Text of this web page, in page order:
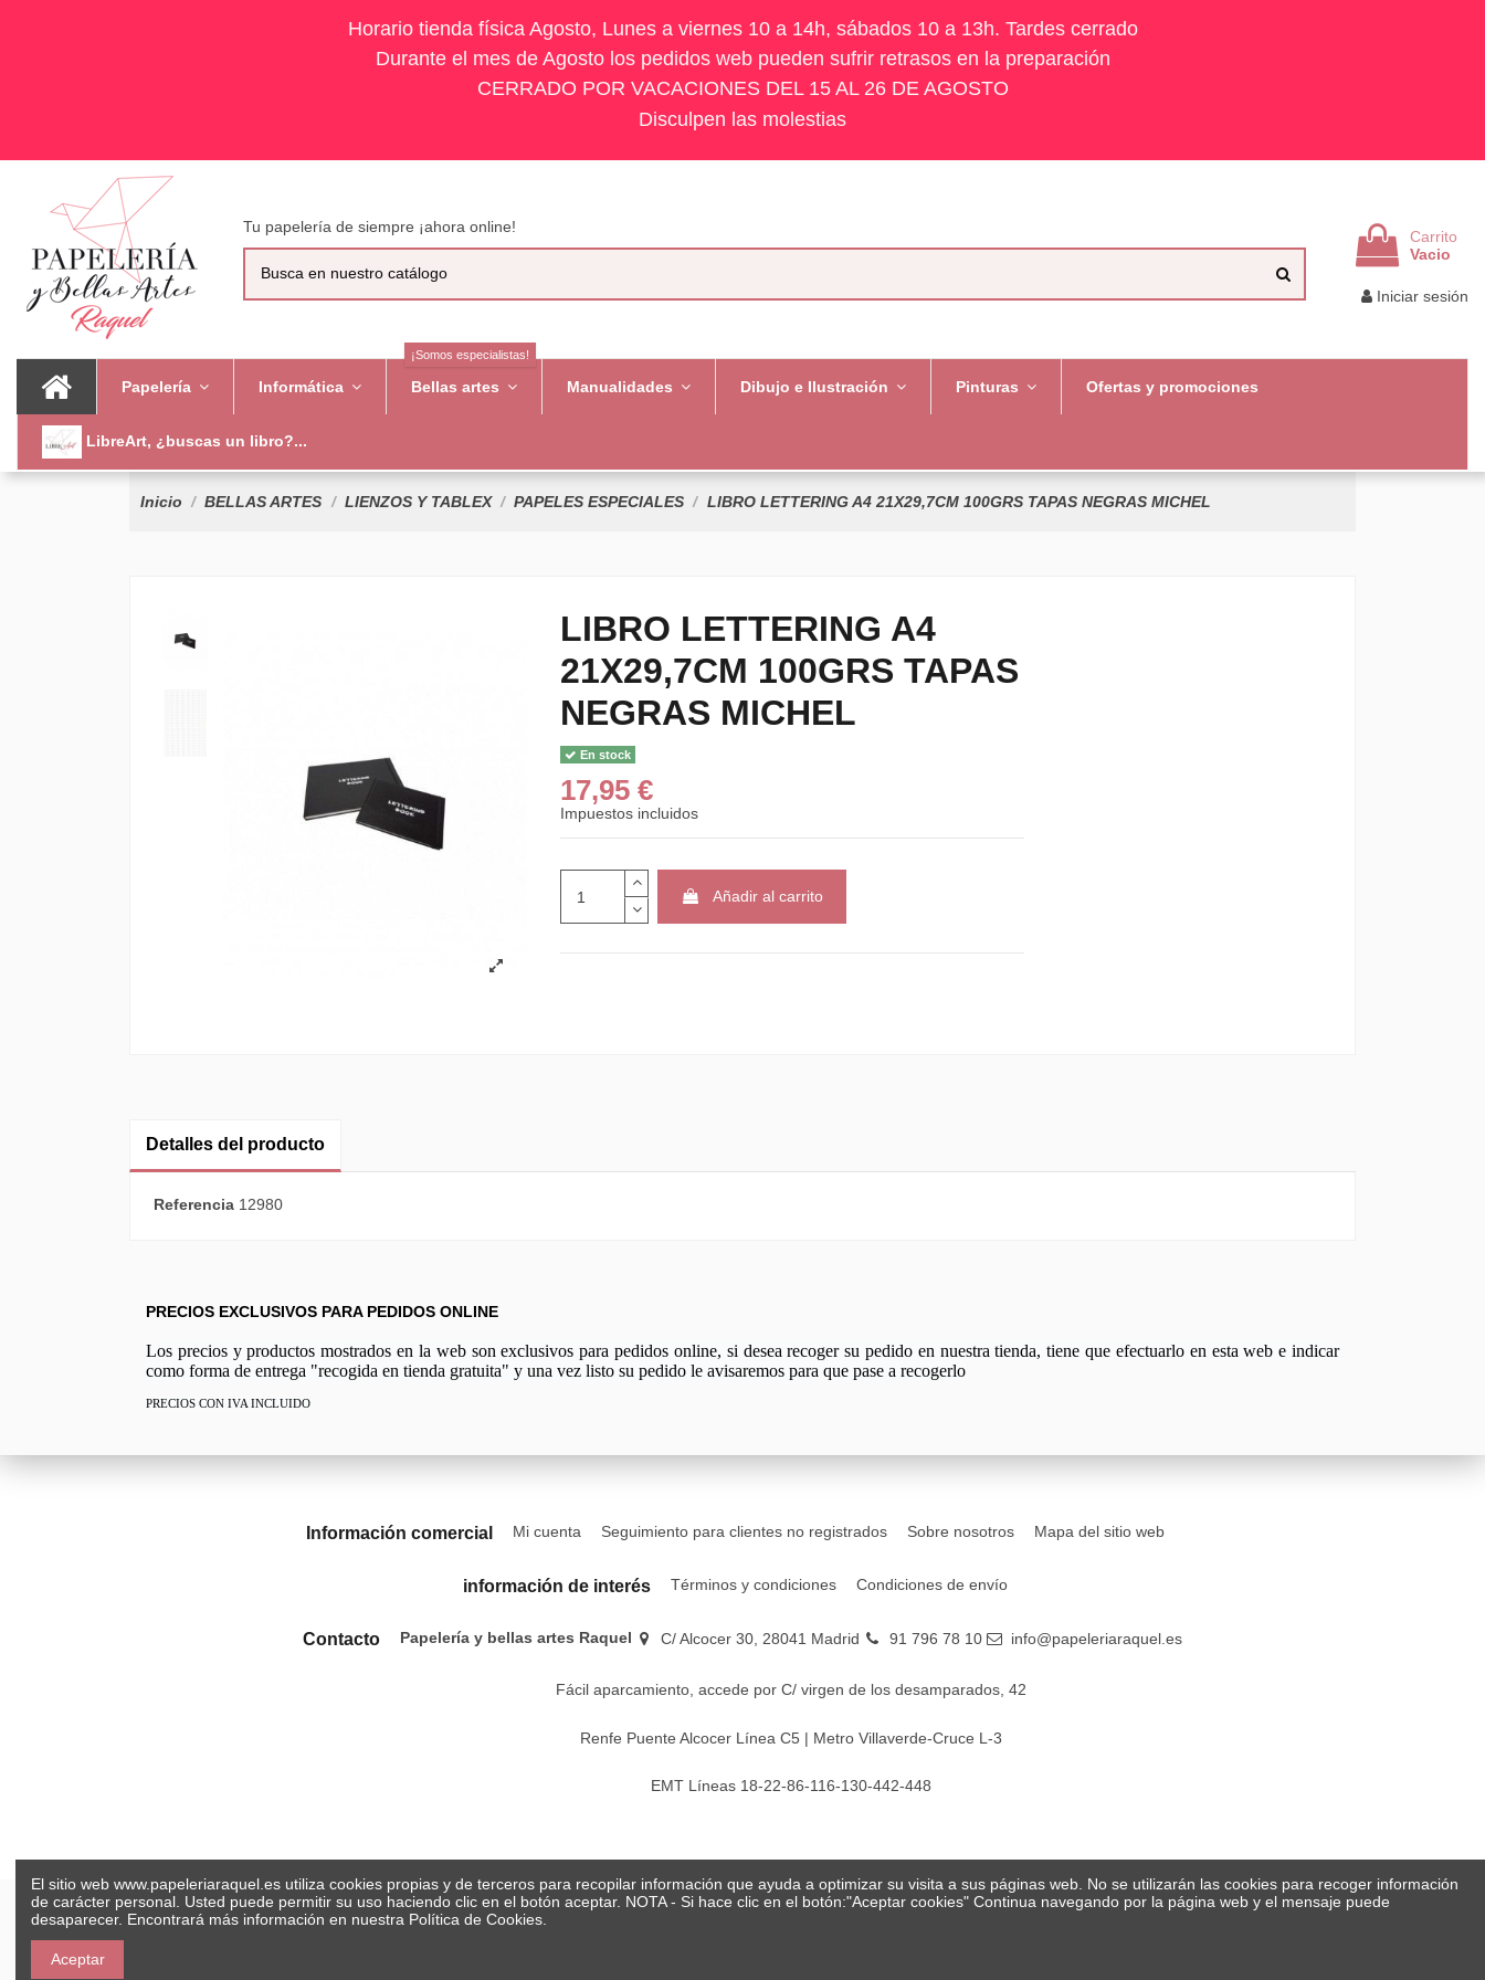
Horario tienda física Agosto, Lunes a viernes 10 a 14h, sábados 10 a 13h. Tardes cerrado
Durante el mes de Agosto los pedidos web pueden sufrir retrasos en la preparación
CERRADO POR VACACIONES DEL 15 AL 26 DE AGOSTO
Disculpen las molestias
Tu papelería de siempre ¡ahora online!
Carrito
Vacio
Iniciar sesión
Papelería Informática Bellas artes
¡Somos especialistas!
Manualidades Dibujo e Ilustración Pinturas Ofertas y promociones
LibreArt, ¿buscas un libro?...
Inicio BELLAS ARTES LIENZOS Y TABLEX PAPELES ESPECIALES LIBRO LETTERING A4 21X29,7CM 100GRS TAPAS NEGRAS MICHEL
LIBRO LETTERING A4
21X29,7CM 100GRS TAPAS
NEGRAS MICHEL
En stock
17,95 €
Impuestos incluidos
Añadir al carrito
Detalles del producto
Referencia 12980
PRECIOS EXCLUSIVOS PARA PEDIDOS ONLINE
Los precios y productos mostrados en la web son exclusivos para pedidos online, si desea recoger su pedido en nuestra tienda, tiene que efectuarlo en esta web e indicar
como forma de entrega "recogida en tienda gratuita" y una vez listo su pedido le avisaremos para que pase a recogerlo
PRECIOS CON IVA INCLUIDO
Información comercial Mi cuenta Seguimiento para clientes no registrados Sobre nosotros Mapa del sitio web
información de interés Términos y condiciones Condiciones de envío
Contacto Papelería y bellas artes Raquel C/ Alcocer 30, 28041 Madrid 91 796 78 10 info@papeleriaraquel.es
Fácil aparcamiento, accede por C/ virgen de los desamparados, 42
Renfe Puente Alcocer Línea C5 | Metro Villaverde-Cruce L-3
EMT Líneas 18-22-86-116-130-442-448
El sitio web www.papeleriaraquel.es utiliza cookies propias y de terceros para recopilar información que ayuda a optimizar su visita a sus páginas web. No se utilizarán las cookies para recoger información
de carácter personal. Usted puede permitir su uso haciendo clic en el botón aceptar. NOTA - Si hace clic en el botón:"Aceptar cookies" Continua navegando por la página web y el mensaje puede
desaparecer. Encontrará más información en nuestra Política de Cookies.
Aceptar